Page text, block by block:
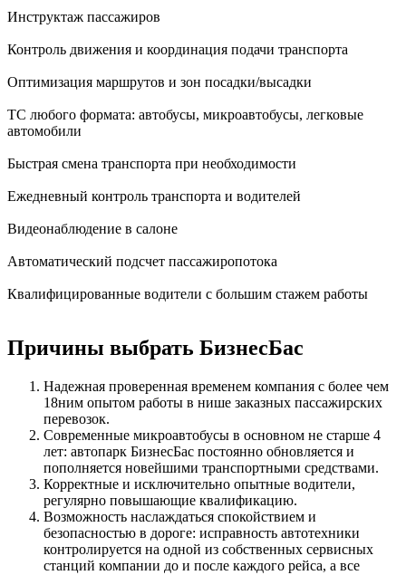
Инструктаж пассажиров
Контроль движения и координация подачи транспорта
Оптимизация маршрутов и зон посадки/высадки
ТС любого формата: автобусы, микроавтобусы, легковые
автомобили
Быстрая смена транспорта при необходимости
Ежедневный контроль транспорта и водителей
Видеонаблюдение в салоне
Автоматический подсчет пассажиропотока
Квалифицированные водители с большим стажем работы
Причины выбрать БизнесБас
Надежная проверенная временем компания с более чем
18ним опытом работы в нише заказных пассажирских
перевозок.
Современные микроавтобусы в основном не старше 4
лет: автопарк БизнесБас постоянно обновляется и
пополняется новейшими транспортными средствами.
Корректные и исключительно опытные водители,
регулярно повышающие квалификацию.
Возможность наслаждаться спокойствием и
безопасностью в дороге: исправность автотехники
контролируется на одной из собственных сервисных
станций компании до и после каждого рейса, а все